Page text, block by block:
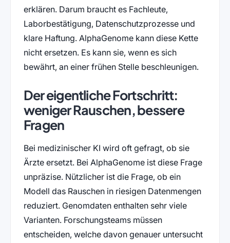
erklären. Darum braucht es Fachleute,
Laborbestätigung, Datenschutzprozesse und
klare Haftung. AlphaGenome kann diese Kette
nicht ersetzen. Es kann sie, wenn es sich
bewährt, an einer frühen Stelle beschleunigen.
Der eigentliche Fortschritt:
weniger Rauschen, bessere
Fragen
Bei medizinischer KI wird oft gefragt, ob sie
Ärzte ersetzt. Bei AlphaGenome ist diese Frage
unpräzise. Nützlicher ist die Frage, ob ein
Modell das Rauschen in riesigen Datenmengen
reduziert. Genomdaten enthalten sehr viele
Varianten. Forschungsteams müssen
entscheiden, welche davon genauer untersucht